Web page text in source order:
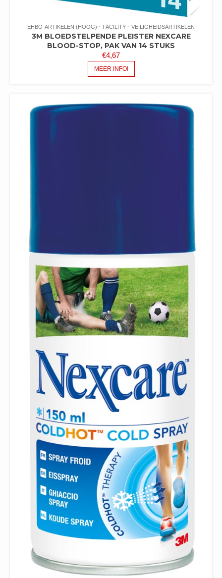
EHBO-ARTIKELEN (HOOG) FACILITY VEILIGHEIDSARTIKELEN
3M BLOEDSTELPENDE PLEISTER NEXCARE
BLOOD-STOP, PAK VAN 14 STUKS
€4,67
MEER INFO!